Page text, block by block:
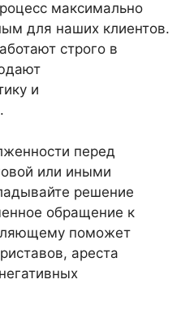
максимально
для наших клиентов.
строго в
и
перед
или иными
решение
обращение к
поможет
ареста